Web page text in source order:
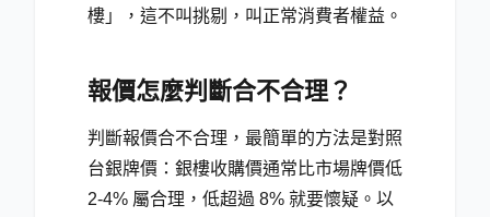
樓」，這不叫挑剔，叫正常消費者權益。
報價怎麼判斷合不合理？
判斷報價合不合理，最簡單的方法是對照
台銀牌價：銀樓收購價通常比市場牌價低
2-4% 屬合理，低超過 8% 就要懷疑。以